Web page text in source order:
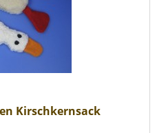
Kirschkernsack